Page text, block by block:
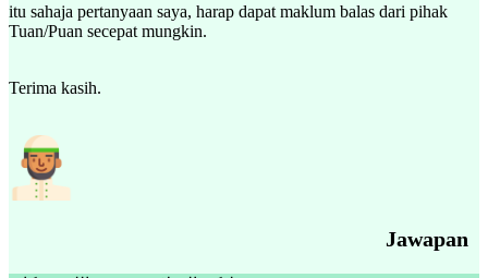
itu sahaja pertanyaan saya, harap dapat maklum balas dari pihak
Tuan/Puan secepat mungkin.
Terima kasih.
Jawapan